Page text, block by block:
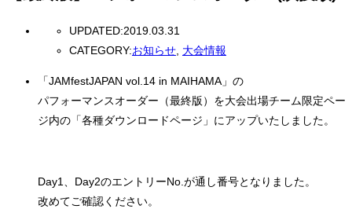
UPDATED:2019.03.31
CATEGORY:お知らせ, 大会情報
「JAMfestJAPAN vol.14 in MAIHAMA」の
パフォーマンスオーダー（最終版）を大会出場チーム限定ペー
ジ内の「各種ダウンロードページ」にアップいたしました。
Day1、Day2のエントリーNo.が通し番号となりました。
改めてご確認ください。